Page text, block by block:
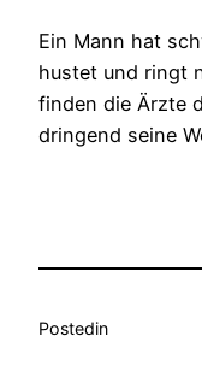
Ein Mann hat
hustet und ringt
finden die Ärzte
dringend seine
Postedin